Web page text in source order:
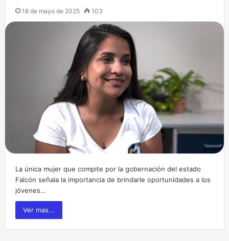
18 de mayo de 2025 103
La única mujer que compite por la gobernación del estado
Falcón señala la importancia de brindarle oportunidades a los
jóvenes…
Ver mas...